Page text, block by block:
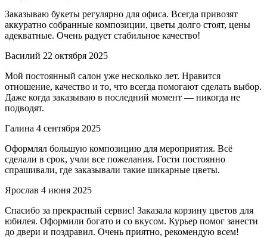
Заказываю букеты регулярно для офиса. Всегда привозят
аккуратно собранные композиции, цветы долго стоят, цены
адекватные. Очень радует стабильное качество!
Василий 22 октября 2025
Мой постоянный салон уже несколько лет. Нравится
отношение, качество и то, что всегда помогают сделать выбор.
Даже когда заказываю в последний момент — никогда не
подводят.
Галина 4 сентября 2025
Оформлял большую композицию для мероприятия. Всё
сделали в срок, учли все пожелания. Гости постоянно
спрашивали, где заказывали такие шикарные цветы.
Ярослав 4 июня 2025
Спасибо за прекрасный сервис! Заказала корзину цветов для
юбилея. Оформили богато и со вкусом. Курьер помог занести
до двери и поздравил. Очень приятно, рекомендую всем!